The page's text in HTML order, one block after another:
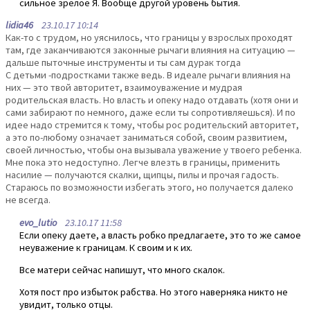
сильное зрелое Я. Вообще другой уровень бытия.
lidia4623.10.17 10:14
Как-то с трудом, но уяснилось, что границы у взрослых проходят
там, где заканчиваются законные рычаги влияния на ситуацию —
дальше пыточные инструменты и ты сам дурак тогда
С детьми -подростками также ведь. В идеале рычаги влияния на
них — это твой авторитет, взаимоуважение и мудрая
родительская власть. Но власть и опеку надо отдавать (хотя они и
сами забирают по немного, даже если ты сопротивляешься). И по
идее надо стремится к тому, чтобы рос родительский авторитет,
а это по-любому означает заниматься собой, своим развитием,
своей личностью, чтобы она вызывала уважение у твоего ребенка.
Мне пока это недоступно. Легче влезть в границы, применить
насилие — получаются скалки, щипцы, пилы и прочая гадость.
Стараюсь по возможности избегать этого, но получается далеко
не всегда.
evo_lutio23.10.17 11:58
Если опеку даете, а власть робко предлагаете, это то же самое
неуважение к границам. К своим и к их.
Все матери сейчас напишут, что много скалок.
Хотя пост про избыток рабства. Но этого наверняка никто не
увидит, только отцы.